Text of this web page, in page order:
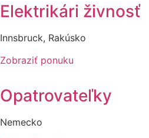
Elektrikári živnosť
Innsbruck, Rakúsko
Zobraziť ponuku
Opatrovateľky
Nemecko